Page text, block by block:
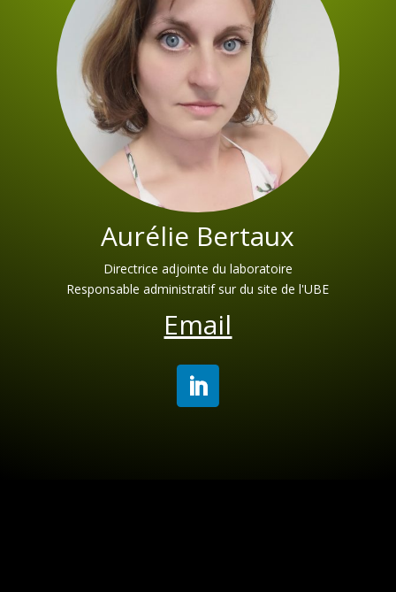
Aurélie Bertaux
Directrice adjointe du laboratoire
Responsable administratif sur du site de l'UBE
Email